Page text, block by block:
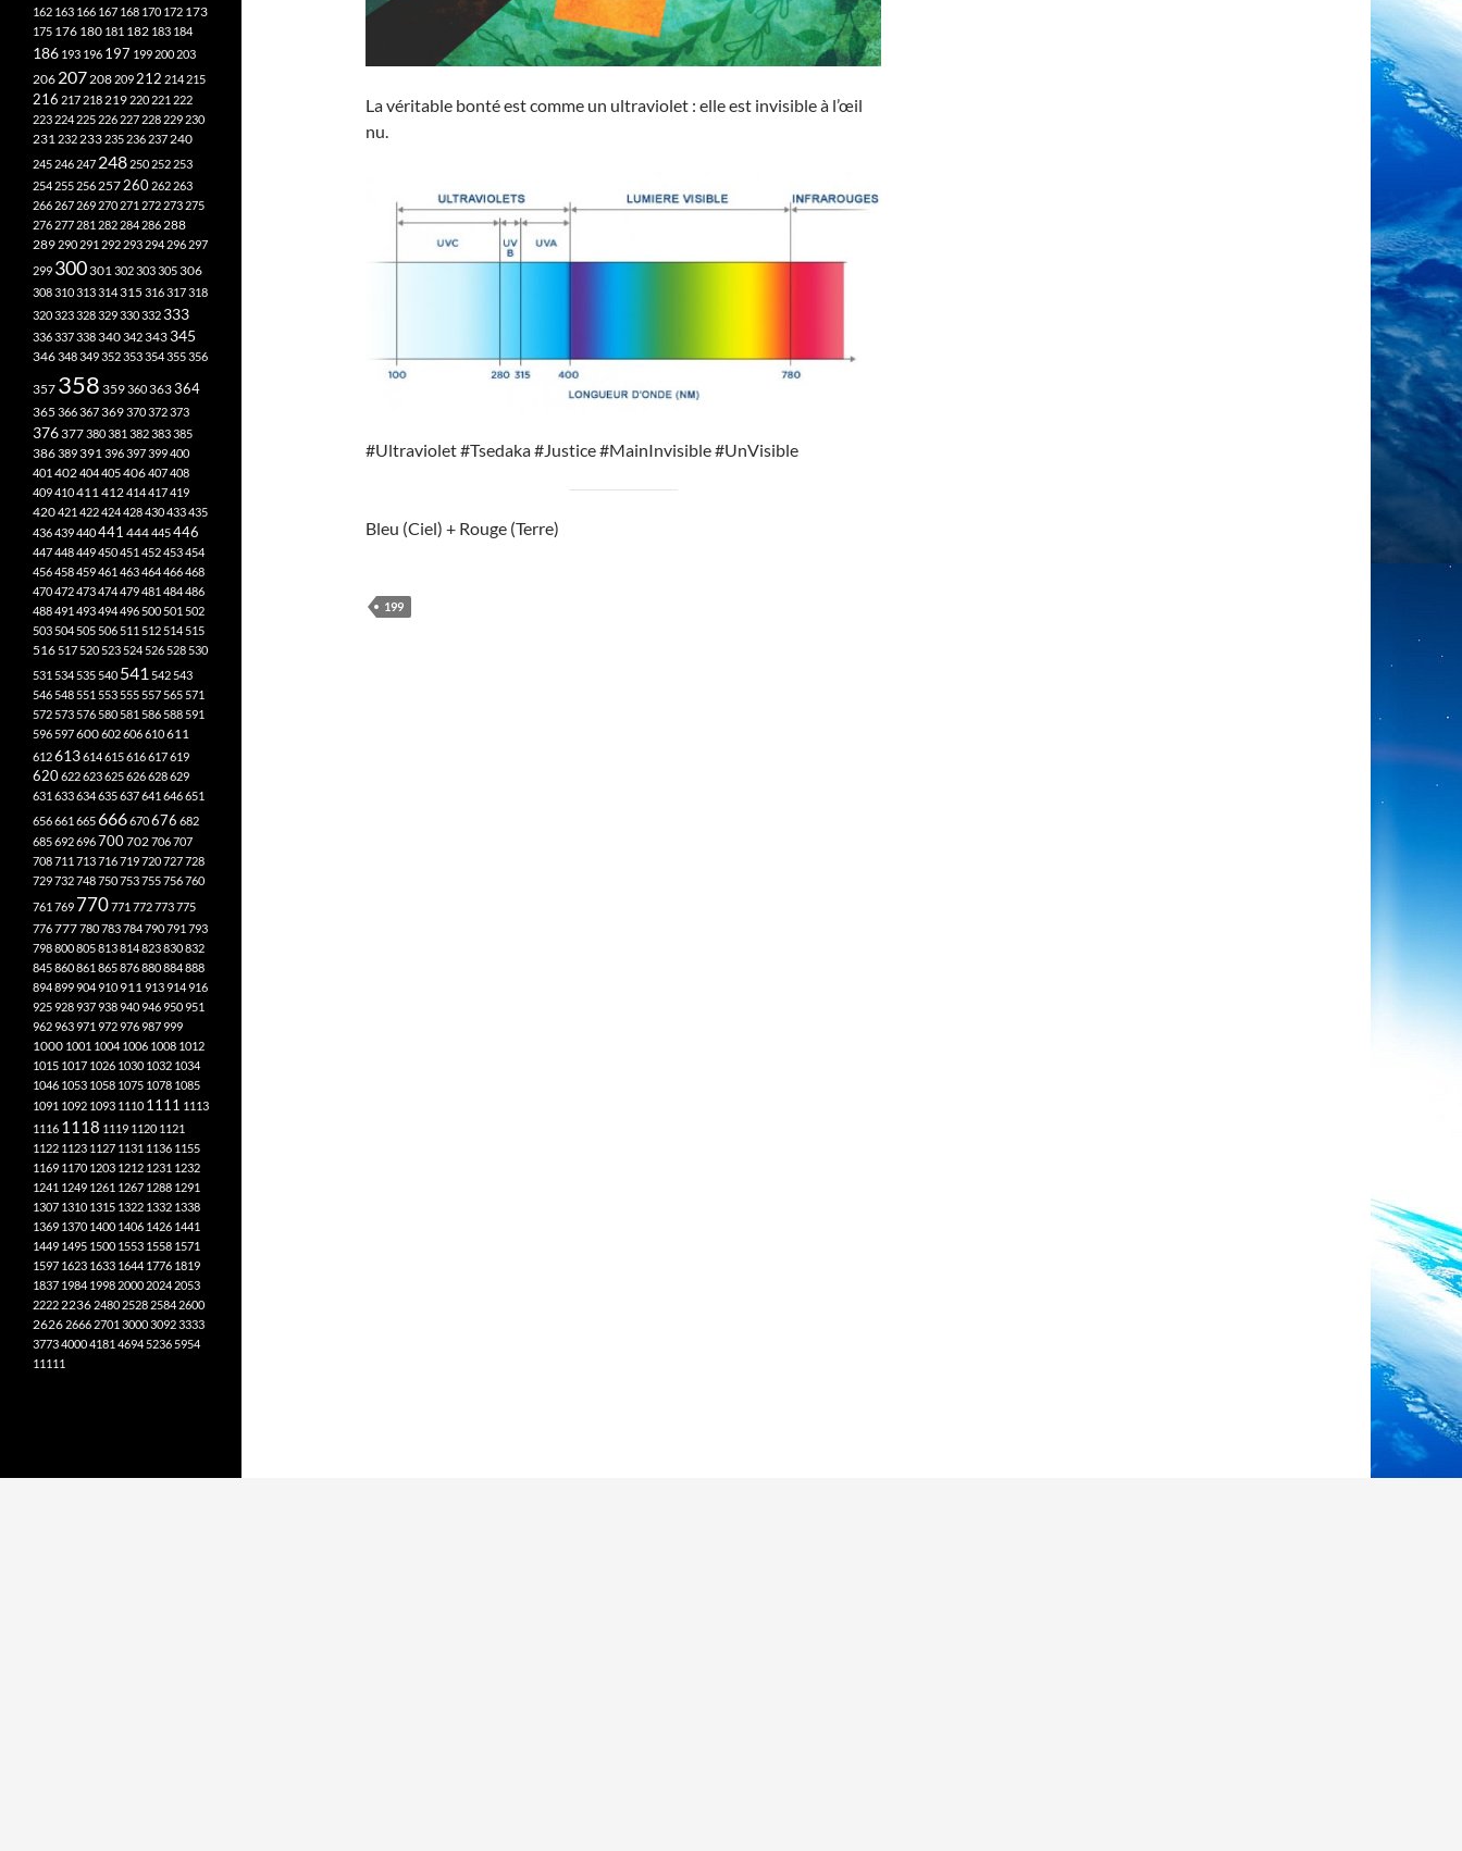
La véritable bonté est comme un ultraviolet : elle est invisible à l’œil
nu.
#Ultraviolet #Tsedaka #Justice #MainInvisible #UnVisible
Bleu (Ciel) + Rouge (Terre)
199
162 163 166 167 168 170 172 173
175 176 180 181 182 183 184
186 193 196 197 199 200 203
206 207 208 209 212 214 215
216 217 218219 220 221 222
223 224 225 226 227 228 229 230
231 232 233 235 236 237240
245 246 247248 250 252 253
254 255 256257 260 262 263
266 267 269 270 271 272 273 275
276 277 281 282 284 286 288
289 290 291 292 293 294 296 297
299 300301302303305306
308310313314315 316317318
320323328329330332 333
336337338340342343 345
346348349352353354355356
357 358 359360363364
365 366367369370372373
376377380381 382383385
386389391396397399400
401 402404405406407408
409410411 412414417419
420421 422424428430433435
436439440441 444445446
447448449450451 452453454
456458459461 463464466468
470472473474479481 484486
488491 493494496 500 501 502
503 504 505 506 511 512 514 515
516 517 520 523 524 526 528 530
531 534 535 540 541 542 543
546 548 551 553 555 557 565 571
572 573 576 580 581 586 588 591
596 597600602606610611
612613614615616617619
620622623625626628629
631 633634635637641 646651
656661 665666670676 682
685692696700702706707
708711 713716719720727728
729732748750753755756760
761 769 770771 772773775
776777780783784790791 793
798800805813814823830832
845860861 865876880884888
894899904910 911 913914916
925928937938940946950951
962963971 972976987999
1000 1001 1004 1006 1008 1012
1015 1017 1026 1030 1032 1034
1046 1053 1058 1075 1078 1085
1091 1092 1093 1110 1111 1113
1116 1118 1119 1120 1121
1122 1123 1127 1131 1136 1155
1169 1170 1203 1212 1231 1232
1241 1249 1261 1267 1288 1291
1307 1310 1315 1322 1332 1338
1369 1370 1400 1406 1426 1441
1449 1495 1500 1553 1558 1571
1597 1623 1633 1644 1776 1819
1837 1984 1998 2000 2024 2053
2222 2236 2480 2528 2584 2600
2626 2666 2701 300030923333
377340004181 4694 5236 5954
11111